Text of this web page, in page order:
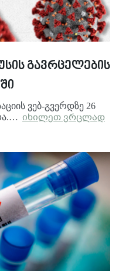
გავრცელების
ვებ-გვერდზე 26
იხილეთ ვრცლად